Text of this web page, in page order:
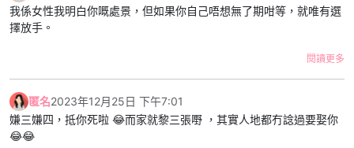
我自己覺得為左日後生活和諧啲互相融入對方圈子在所難免，至少可
以多個共同話題。我有邀請過佢見我朋友，佢會配合，但係只係出現
我地fb/ig系兩年前呃交後隱藏左所有合照，個次係分手邊緣，但係我
地唔捨得對方又一齊返。但個次之後我就系男朋友既社交媒體
account消失左，我會keep住大事大節/拍拖時post下相，但係佢對
外就表現到自己好似單身咁，其他人見到可能都覺得佢係available。
我係女性我明白你嘅處景，但如果你自己唔想無了期咁等，就唯有選
擇放手。
閱讀更多
匿名2023年12月25日 下午7:01
嫌三嫌四，抵你死啦 😂而家就黎三張嘢 ，其實人地都冇諗過要娶你
😂😂